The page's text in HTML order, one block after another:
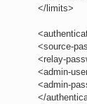
</limits>
<source-
<relay-
<admin-
<admin-
</